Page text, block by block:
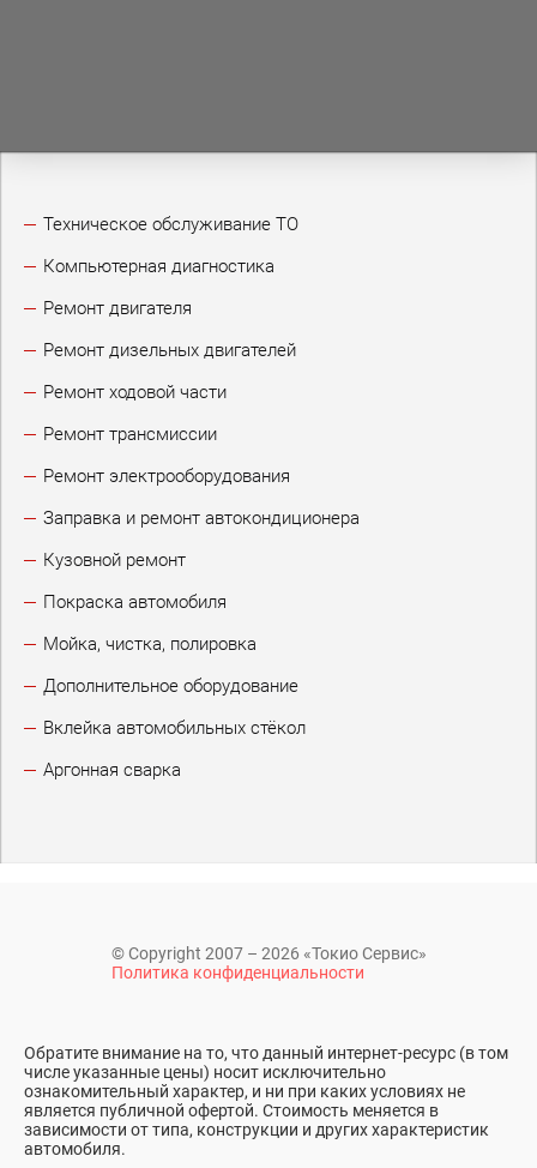
Техническое обслуживание ТО
Компьютерная диагностика
Ремонт двигателя
Ремонт дизельных двигателей
Ремонт ходовой части
Ремонт трансмиссии
Ремонт электрооборудования
Заправка и ремонт автокондиционера
Кузовной ремонт
Покраска автомобиля
Мойка, чистка, полировка
Дополнительное оборудование
Вклейка автомобильных стёкол
Аргонная сварка
© Copyright 2007 – 2026 «Токио Сервис»
Политика конфиденциальности
Обратите внимание на то, что данный интернет-ресурс (в том
числе указанные цены) носит исключительно
ознакомительный характер, и ни при каких условиях не
является публичной офертой. Стоимость меняется в
зависимости от типа, конструкции и других характеристик
автомобиля.